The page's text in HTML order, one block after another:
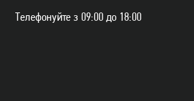
Телефонуйте з 09:00 до 18:00